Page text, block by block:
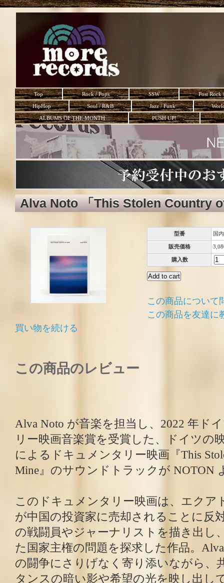
Top Rock / Pops SSW
Post Rock
HipHop
Soul / R&B Jazz / Funk
ALBUMS OF THE MONTH
PUSH UP!
Alva Noto 「This Stolen Country
型番 国
販売価格
購入数
この商品について
この商品を友達に
買い物を続ける
この商品のレビュー
Alva Noto が音楽を担当し、2022 年ド
リー映画音楽賞を受賞した、ドイツの
によるドキュメンタリー映画『This
Mine』のサウンドトラックが NOTON
このドキュメンタリー映画は、エクア
が中国の投資家に売却されることに反
の戦闘員やジャーナリストを描き出し
た国家主権の問題を探求した作品。
の闘争にさりげなく寄り添いながら、
タンスの暗い影や希望の光を映し出し